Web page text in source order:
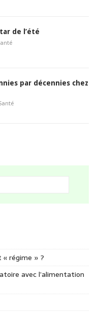
de l’été
par décennies chez
régime » ?
avec l’alimentation